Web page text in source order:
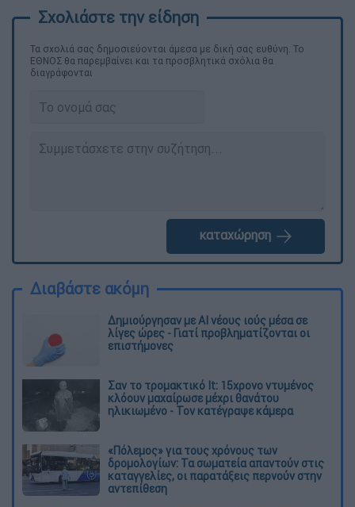
Τα σχολιά σας δημοσιεύονται άμεσα με δική σας ευθύνη. Το
ΕΘΝΟΣ θα παρεμβαίνει και τα προσβλητικά σχόλια θα
διαγράφονται
καταχώρηση
Διαβάστε ακόμη
Δημιούργησαν με AI νέους ιούς μέσα σε
λίγες ώρες - Γιατί προβληματίζονται οι
επιστήμονες
Σαν το τρομακτικό It: 15χρονο ντυμένος
κλόουν μαχαίρωσε μέχρι θανάτου
ηλικιωμένο - Τον κατέγραψε κάμερα
«Πόλεμος» για τους χρόνους των
δρομολογίων: Τα σωματεία απαντούν στις
καταγγελίες, οι παρατάξεις περνούν στην
αντεπίθεση